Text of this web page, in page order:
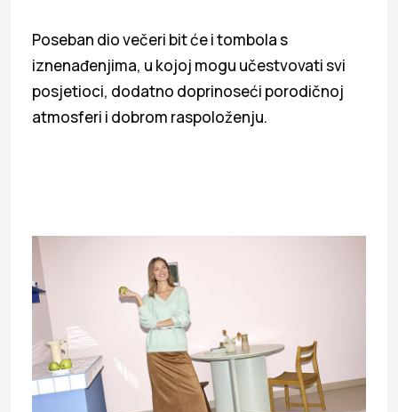
Poseban dio večeri bit će i tombola s
iznenađenjima, u kojoj mogu učestvovati svi
posjetioci, dodatno doprinoseći porodičnoj
atmosferi i dobrom raspoloženju.